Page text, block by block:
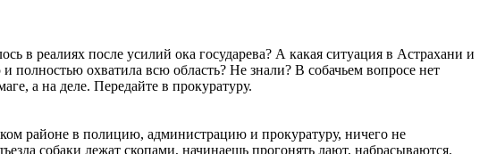
в реалиях после усилий ока государева? А какая ситуация в Астрахани и
охватила всю область? Не знали? В собачьем вопросе нет
а на деле. Передайте в прокуратуру.
районе в полицию, администрацию и прокуратуру, ничего не
собаки лежат скопами, начинаешь прогонять лают, набрасываются.